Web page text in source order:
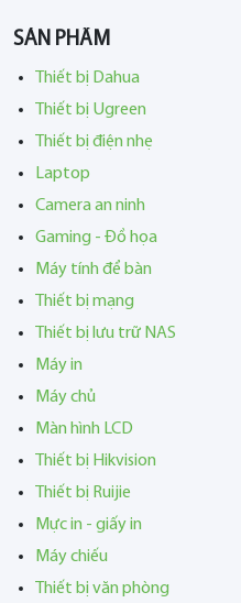
SẢN PHẨM
Thiết bị Dahua
Thiết bị Ugreen
Thiết bị điện nhẹ
Laptop
Camera an ninh
Gaming - Đồ họa
Máy tính để bàn
Thiết bị mạng
Thiết bị lưu trữ NAS
Máy in
Máy chủ
Màn hình LCD
Thiết bị Hikvision
Thiết bị Ruijie
Mực in - giấy in
Máy chiếu
Thiết bị văn phòng